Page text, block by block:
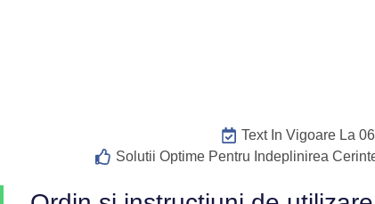
Text In Vigoare La
Solutii Optime Pentru Indeplinirea